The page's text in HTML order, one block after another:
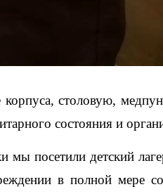
столовую,
состояния и
мы посетили детский
в полной мере